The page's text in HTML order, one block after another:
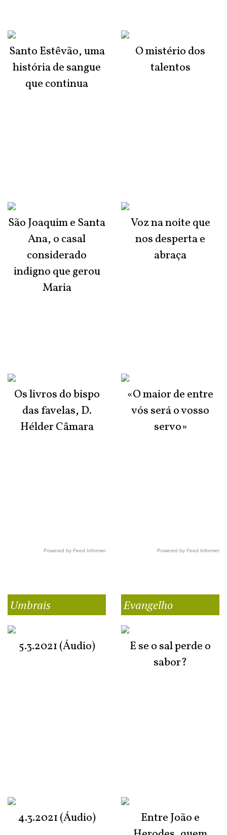
Santo Estêvão, uma
história de sangue
que continua
São Joaquim e Santa
Ana, o casal
considerado
indigno que gerou
Maria
Os livros do bispo
das favelas, D.
Hélder Câmara
Powered by Feed Informer
O mistério dos
talentos
Voz na noite que
nos desperta e
abraça
«O maior de entre
vós será o vosso
servo»
Powered by Feed Informer
Umbrais
5.3.2021 (Áudio)
4.3.2021 (Áudio)
Evangelho
E se o sal perde o
sabor?
Entre João e